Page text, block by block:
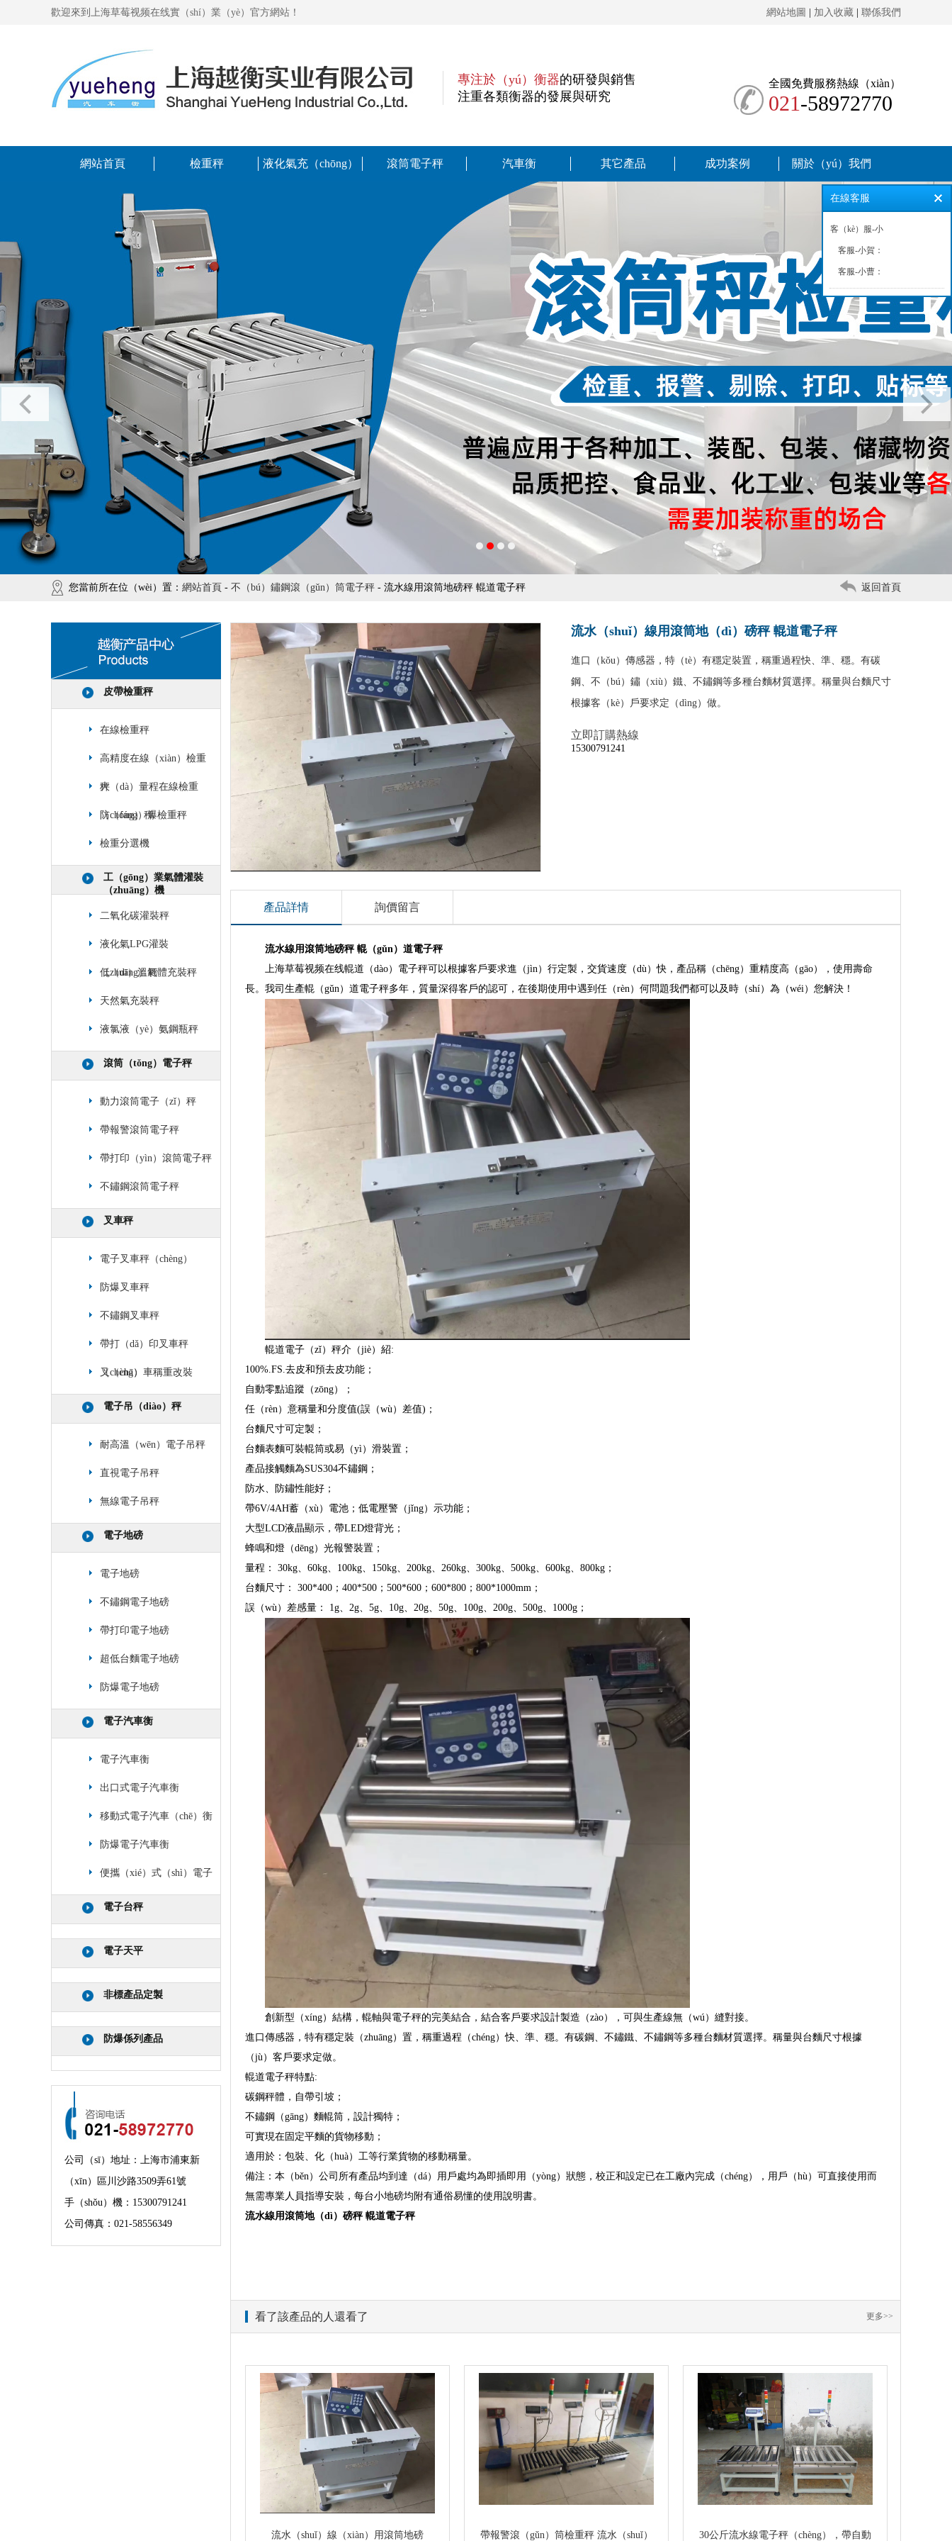
歡迎來到上海草莓视频在线實（shí）業（yè）官方網站！ 網站地圖 加入收藏 聯係我們
專注於（yú）衡器的研發與銷售
注重各類衡器的發展與研究
全國免費服務熱線（xiàn）
021-58972770
網站首頁 檢重秤 液化氣充（chōng） 滾筒電子秤 汽車衡 其它產品 成功案例 關於（yú）我們
您當前所在位（wèi）置： 網站首頁 - 不（bú）鏽鋼滾（gǔn）筒電子秤 - 流水線用滾筒地磅秤 輥道電子秤 返回首頁
皮帶檢重秤
在線檢重秤
高精度在線（xiàn）檢重
秤
大（dà）量程在線檢重
（chóng）秤
防（fáng）爆檢重秤
檢重分選機
工（gōng）業氣體灌裝
（zhuāng）機
二氧化碳灌裝秤
液化氣LPG灌裝
（zhuāng）秤
低（dī）溫氣體充裝秤
天然氣充裝秤
液氯液（yè）氨鋼瓶秤
滾筒（tǒng）電子秤
動力滾筒電子（zǐ）秤
帶報警滾筒電子秤
帶打印（yìn）滾筒電子秤
不鏽鋼滾筒電子秤
叉車秤
電子叉車秤（chèng）
防爆叉車秤
不鏽鋼叉車秤
帶打（dǎ）印叉車秤
（chèng）
叉（chā）車稱重改裝
電子吊（diào）秤
耐高溫（wēn）電子吊秤
直視電子吊秤
無線電子吊秤
電子地磅
電子地磅
不鏽鋼電子地磅
帶打印電子地磅
超低台麵電子地磅
防爆電子地磅
電子汽車衡
電子汽車衡
出口式電子汽車衡
移動式電子汽車（chē）衡
防爆電子汽車衡
便攜（xié）式（shì）電子
汽車衡
電子台秤
電子天平
非標產品定製
防爆係列產品
公司（sī）地址：上海市浦東新
（xīn）區川沙路3509弄61號
手（shǒu）機： 15300791241
公司傳真：021-58556349
流水（shuǐ）線用滾筒地（dì）磅秤 輥道電子秤
進口（kǒu）傳感器，特（tè）有穩定裝置，稱重過程快、準、穩。有碳
鋼、不（bú）鏽（xiù）鐵、不鏽鋼等多種台麵材質選擇。稱量與台麵尺寸
根據客（kè）戶要求定（dìng）做。
立即訂購熱線
15300791241​
產品詳情 詢價留言
流水線用滾筒地磅秤 輥（gǔn）道電子秤
上海草莓视频在线輥道（dào）電子秤可以根據客戶要求進（jìn）行定製，交貨速度（dù）快，產品稱（chēng）重精度高（gāo），使用壽命
長。我司生產輥（gǔn）道電子秤多年，質量深得客戶的認可，在後期使用中遇到任（rèn）何問題我們都可以及時（shí）為（wéi）您解決！
輥道電子（zǐ）秤介（jiè）紹:
100%.FS.去皮和預去皮功能；
自動零點追蹤（zōng）；
任（rèn）意稱量和分度值(誤（wù）差值)；
台麵尺寸可定製；
台麵表麵可裝輥筒或易（yì）滑裝置；
產品接觸麵為SUS304不鏽鋼；
防水、防鏽性能好；
帶6V/4AH蓄（xù）電池；低電壓警（jǐng）示功能；
大型LCD液晶顯示，帶LED燈背光；
蜂鳴和燈（dēng）光報警裝置；
量程： 30kg、60kg、100kg、150kg、200kg、260kg、300kg、500kg、600kg、800kg；
台麵尺寸： 300*400；400*500；500*600；600*800；800*1000mm；
誤（wù）差感量： 1g、2g、5g、10g、20g、50g、100g、200g、500g、1000g；
創新型（xíng）結構，輥軸與電子秤的完美結合，結合客戶要求設計製造（zào），可與生產線無（wú）縫對接。
進口傳感器，特有穩定裝（zhuāng）置，稱重過程（chéng）快、準、穩。有碳鋼、不鏽鐵、不鏽鋼等多種台麵材質選擇。稱量與台麵尺寸根據
（jù）客戶要求定做。
輥道電子秤特點:
碳鋼秤體，自帶引坡；
不鏽鋼（gāng）麵輥筒，設計獨特；
可實現在固定平麵的貨物移動；
適用於：包裝、化（huà）工等行業貨物的移動稱量。
備注：本（běn）公司所有產品均到達（dá）用戶處均為即插即用（yòng）狀態，校正和設定已在工廠內完成（chéng），用戶（hù）可直接使用而
無需專業人員指導安裝，每台小地磅均附有通俗易懂的使用說明書。
流水線用滾筒地（dì）磅秤 輥道電子秤
更多>>
看了該產品的人還看了
流水（shuǐ）線（xiàn）用滾筒地磅 帶報警滾（gǔn）筒檢重秤 流水（shuǐ） 30公斤流水線電子秤（chèng），帶自動
在線客服
客（kè）服-小
周：
客服-小賀：
客服-小曹：